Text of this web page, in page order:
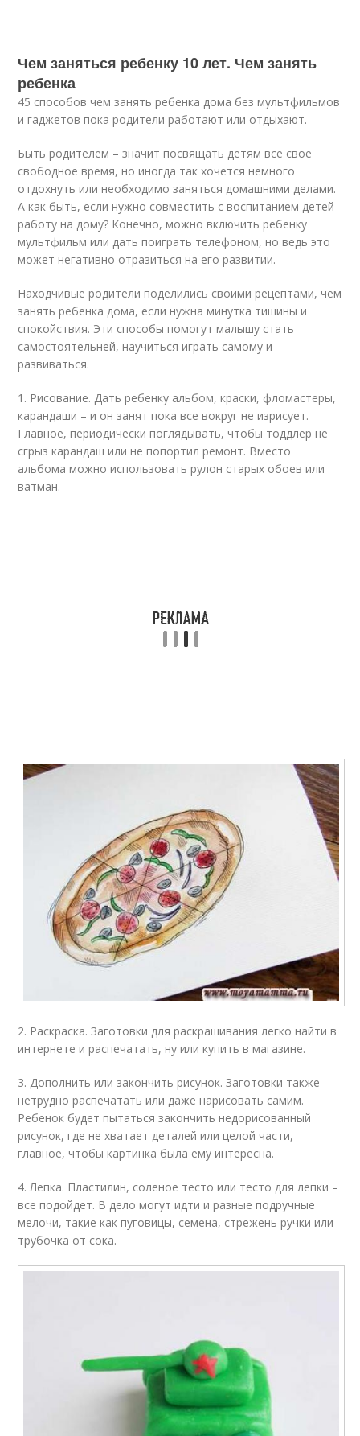
Чем заняться ребенку 10 лет. Чем занять
ребенка
45 способов чем занять ребенка дома без мультфильмов
и гаджетов пока родители работают или отдыхают.
Быть родителем – значит посвящать детям все свое
свободное время, но иногда так хочется немного
отдохнуть или необходимо заняться домашними делами.
А как быть, если нужно совместить с воспитанием детей
работу на дому? Конечно, можно включить ребенку
мультфильм или дать поиграть телефоном, но ведь это
может негативно отразиться на его развитии.
Находчивые родители поделились своими рецептами, чем
занять ребенка дома, если нужна минутка тишины и
спокойствия. Эти способы помогут малышу стать
самостоятельней, научиться играть самому и
развиваться.
1. Рисование. Дать ребенку альбом, краски, фломастеры,
карандаши – и он занят пока все вокруг не изрисует.
Главное, периодически поглядывать, чтобы тоддлер не
сгрыз карандаш или не попортил ремонт. Вместо
альбома можно использовать рулон старых обоев или
ватман.
2. Раскраска. Заготовки для раскрашивания легко найти в
интернете и распечатать, ну или купить в магазине.
3. Дополнить или закончить рисунок. Заготовки также
нетрудно распечатать или даже нарисовать самим.
Ребенок будет пытаться закончить недорисованный
рисунок, где не хватает деталей или целой части,
главное, чтобы картинка была ему интересна.
4. Лепка. Пластилин, соленое тесто или тесто для лепки –
все подойдет. В дело могут идти и разные подручные
мелочи, такие как пуговицы, семена, стрежень ручки или
трубочка от сока.